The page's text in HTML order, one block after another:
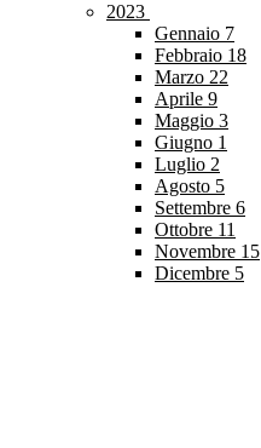
2023
Gennaio 7
Febbraio 18
Marzo 22
Aprile 9
Maggio 3
Giugno 1
Luglio 2
Agosto 5
Settembre 6
Ottobre 11
Novembre 15
Dicembre 5